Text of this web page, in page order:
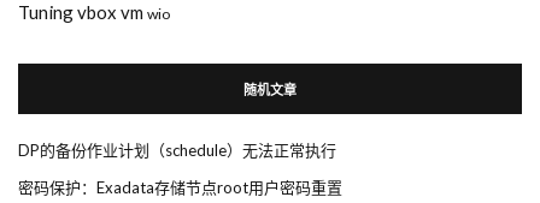
Tuningvbox vm wio
随机文章
DP的备份作业计划（schedule）无法正常执行
密码保护：Exadata存储节点root用户密码重置